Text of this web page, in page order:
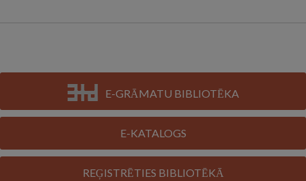
E-GRĀMATU BIBLIOTĒKA
E-KATALOGS
REĢISTRĒTIES BIBLIOTĒKĀ